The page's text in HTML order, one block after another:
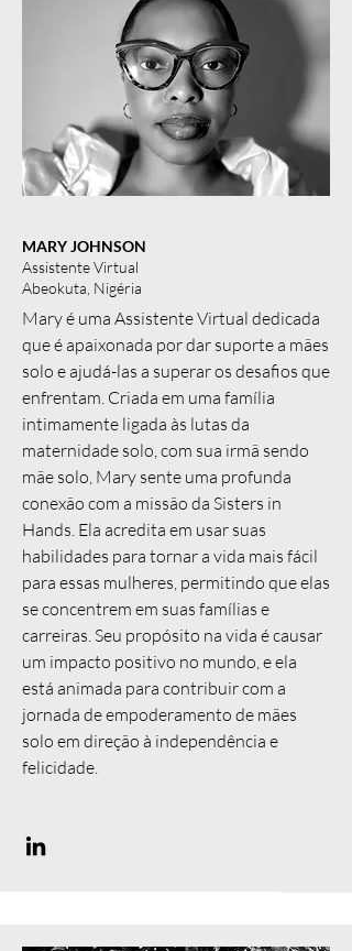
MARY JOHNSON
Assistente Virtual
Abeokuta, Nigéria
Mary é uma Assistente Virtual dedicada
que é apaixonada por dar suporte a mães
solo e ajudá-las a superar os desafios que
enfrentam. Criada em uma família
intimamente ligada às lutas da
maternidade solo, com sua irmã sendo
mãe solo, Mary sente uma profunda
conexão com a missão da Sisters in
Hands. Ela acredita em usar suas
habilidades para tornar a vida mais fácil
para essas mulheres, permitindo que elas
se concentrem em suas famílias e
carreiras. Seu propósito na vida é causar
um impacto positivo no mundo, e ela
está animada para contribuir com a
jornada de empoderamento de mães
solo em direção à independência e
felicidade.